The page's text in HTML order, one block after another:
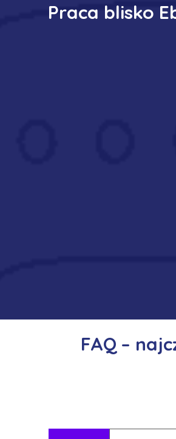
Praca blisko
FAQ –